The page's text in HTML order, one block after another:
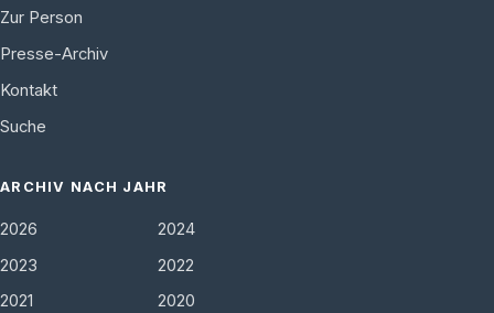
Zur Person
Presse-Archiv
Kontakt
Suche
ARCHIV NACH JAHR
2026
2024
2023
2022
2021
2020